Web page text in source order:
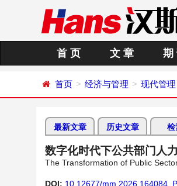
首 页 文 章 期
首页 经济与管理 现代管理
最新文章 历史文章 检
数字化时代下公共部门人
The Transformation of Public
DOI: 10.12677/mm.2026.164084